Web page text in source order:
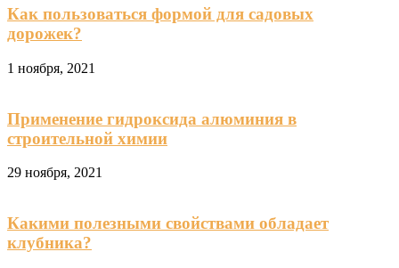
Как пользоваться формой для садовых
дорожек?
1 ноября, 2021
Применение гидроксида алюминия в
строительной химии
29 ноября, 2021
Какими полезными свойствами обладает
клубника?